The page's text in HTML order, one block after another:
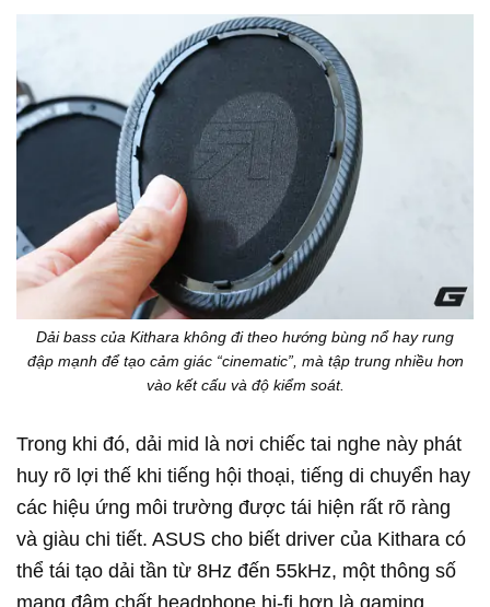
Dải bass của Kithara không đi theo hướng bùng nổ hay rung
đập mạnh để tạo cảm giác “cinematic”, mà tập trung nhiều hơn
vào kết cấu và độ kiểm soát.
Trong khi đó, dải mid là nơi chiếc tai nghe này phát
huy rõ lợi thế khi tiếng hội thoại, tiếng di chuyển hay
các hiệu ứng môi trường được tái hiện rất rõ ràng
và giàu chi tiết. ASUS cho biết driver của Kithara có
thể tái tạo dải tần từ 8Hz đến 55kHz, một thông số
mang đậm chất headphone hi-fi hơn là gaming